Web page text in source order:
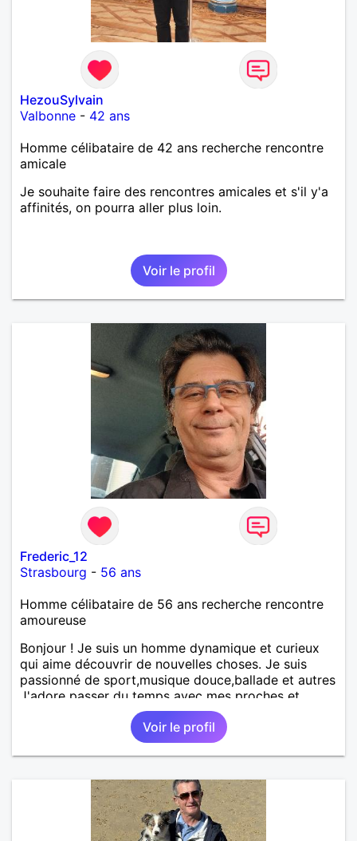
HezouSylvain
Valbonne - 42 ans
Homme célibataire de 42 ans recherche rencontre
amicale
Je souhaite faire des rencontres amicales et s'il y'a
affinités, on pourra aller plus loin.
Voir le profil
Frederic_12
Strasbourg - 56 ans
Homme célibataire de 56 ans recherche rencontre
amoureuse
Bonjour ! Je suis un homme dynamique et curieux
qui aime découvrir de nouvelles choses. Je suis
passionné de sport,musique douce,ballade et autres
J'adore passer du temps avec mes proches et
partager des moments inoubliables.
Voir le profil